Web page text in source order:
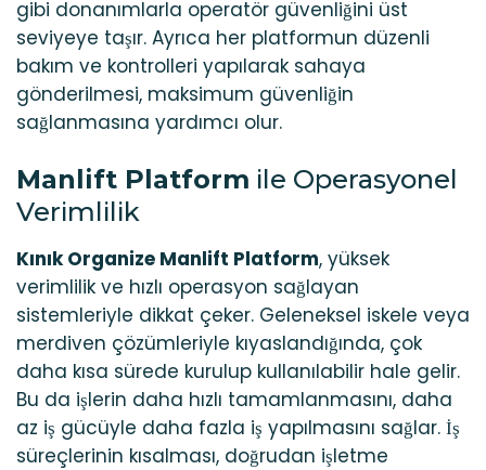
gibi donanımlarla operatör güvenliğini üst
seviyeye taşır. Ayrıca her platformun düzenli
bakım ve kontrolleri yapılarak sahaya
gönderilmesi, maksimum güvenliğin
sağlanmasına yardımcı olur.
Manlift Platform ile Operasyonel
Verimlilik
Kınık Organize Manlift Platform, yüksek
verimlilik ve hızlı operasyon sağlayan
sistemleriyle dikkat çeker. Geleneksel iskele veya
merdiven çözümleriyle kıyaslandığında, çok
daha kısa sürede kurulup kullanılabilir hale gelir.
Bu da işlerin daha hızlı tamamlanmasını, daha
az iş gücüyle daha fazla iş yapılmasını sağlar. İş
süreçlerinin kısalması, doğrudan işletme